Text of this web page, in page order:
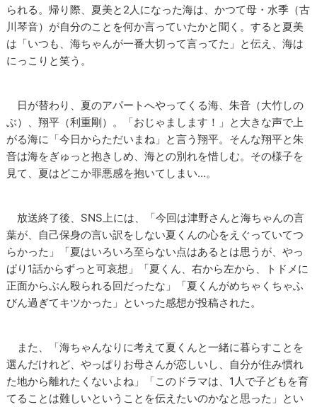
られる。帰り際、夏美と2人になった海は、かつて母・水季（古
川琴音）が自分のことを何か言っていたかと聞く。すると夏美
は「いつも、海ちゃんが一番大切って言ってた」と伝え、海は
にっこりと笑う。
日が替わり、夏のアパートへやってくる海、朱音（大竹しの
ぶ）、翔平（利重剛）。「おじゃまします！」と大きな声で上
がる海に「今日からただいまね」と言う翔平。そんな翔平と朱
音は海をぎゅっと抱きしめ、海との別れを惜しむ。その様子を
見て、夏はどこか罪悪感を抱いてしまい…。
放送終了後、SNS上には、「今回は津野さんと海ちゃんの言
葉が、自己保身の言い訳をしない夏くんの心をえぐっていてつ
らかった」「夏はいろいろ至らない点はあるとは思うが、やっ
ぱり1話からずっと可哀想」「夏くん、右から左から、トドメに
正面からぶん殴られる回だったな」「夏くんがめちゃくちゃふ
びん過ぎてキツかった」といった感想が投稿された。
また、「海ちゃんなりに考えて夏くんと一緒に暮らすことを
選んだけれど、やっぱりお母さんが恋しいし、自分が住み慣れ
た地から離れたくないよね」「このドラマは、1人で子どもを育
てることは難しいということを伝えたいのかなと思った」とい